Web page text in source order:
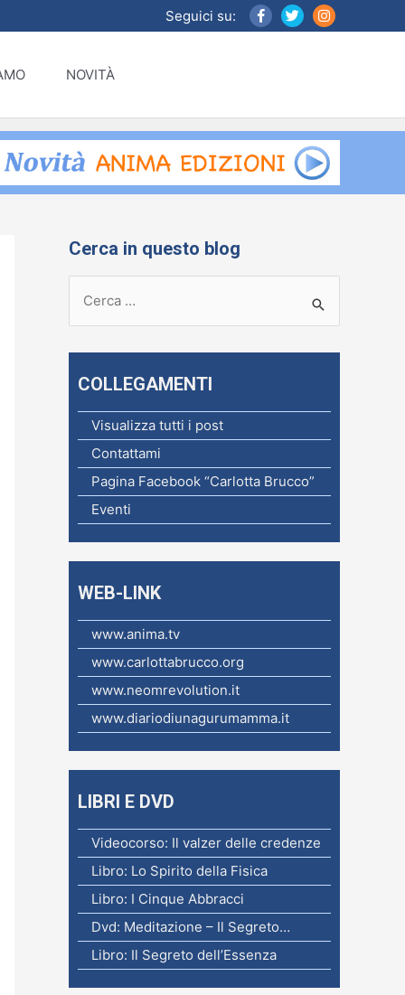
Seguici su:
NOVITÀ
Cerca in questo blog
:
COLLEGAMENTI
Visualizza tutti i post
Contattami
Pagina Facebook “Carlotta Brucco”
Eventi
WEB-LINK
www.anima.tv
www.carlottabrucco.org
www.neomrevolution.it
www.diariodiunagurumamma.it
LIBRI E DVD
Videocorso: Il valzer delle credenze
Libro: Lo Spirito della Fisica
Libro: I Cinque Abbracci
Dvd: Meditazione – Il Segreto…
Libro: Il Segreto dell’Essenza